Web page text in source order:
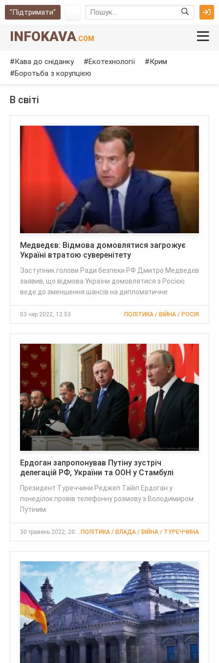
"Підтримати"
INFOKAVA.COM
Кава до сніданку Екотехнології
Крим
Боротьба з корупцією
В світі
Медведєв: Відмова домовлятися загрожує
Україні втратою суверенітету
Заступник голови Ради безпеки РФ Дмитро Медведєв
заявив, що відмова України домовлятися з Росією
веде до зменшення шансів на дипломатичне
03 чер 2022, 12:53 ПОЛІТИКА / ВІЙНА / РОСІЯ
Ердоган запропонував Путіну зустріч
делегацій РФ, України та ООН у Стамбулі
Президент Туреччини Реджеп Тайіп Ердоган у
понеділок провів телефонну розмову з Володимиром
Путіним.
30 травень 2022, 20:51 ПОЛІТИКА / ВЛАДА / ВІЙНА / ТУРЕЧЧИНА